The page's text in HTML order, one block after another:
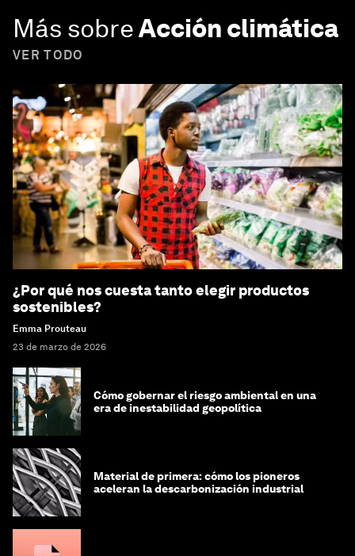
Más sobreAcción climática
VER TODO
¿Por qué nos cuesta tanto elegir productos
sostenibles?
Emma Prouteau
23 de marzo de 2026
Cómo gobernar el riesgo ambiental en una
era de inestabilidad geopolítica
Material de primera: cómo los pioneros
aceleran la descarbonización industrial